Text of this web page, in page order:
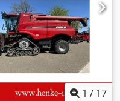
1 / 17